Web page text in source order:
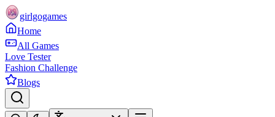
girlgogames
Home
All Games
Love Tester
Fashion Challenge
Blogs